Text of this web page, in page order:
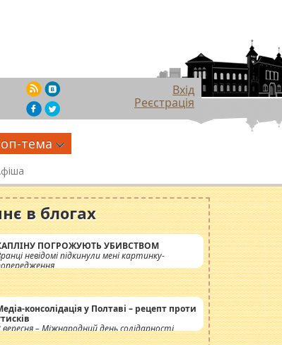
Вхід
Реєстрація
тема
в блогах
ПОГРОЖУЮТЬ УБИВСТВОМ
невідомі підкинули мені картинку-
консолідація у Полтаві – рецепт проти
вересня – Міжнародний день солідарності